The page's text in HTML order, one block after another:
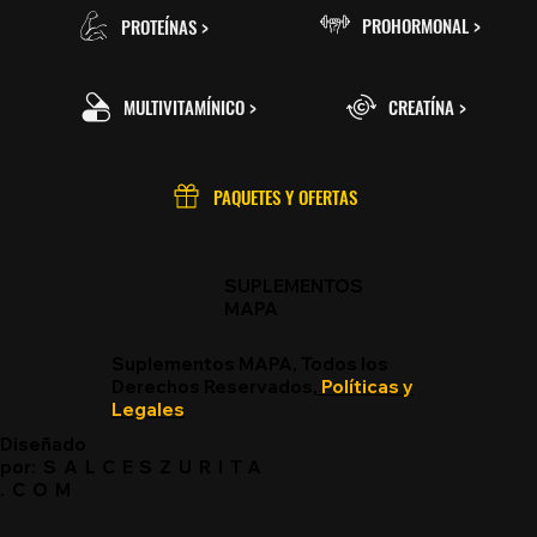
PROTEÍNAS >
CREATÍNA >
MULTIVITAMÍNICO >
PROHORMONAL >
PAQUETES Y OFERTAS
Políticas y
Legales